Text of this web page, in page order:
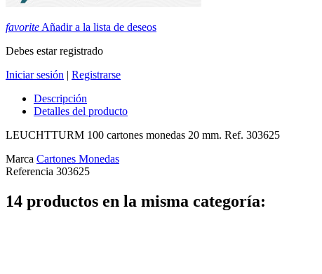
favorite Añadir a la lista de deseos
Debes estar registrado
Iniciar sesión | Registrarse
Descripción
Detalles del producto
LEUCHTTURM 100 cartones monedas 20 mm. Ref. 303625
Marca Cartones Monedas
Referencia 303625
14 productos en la misma categoría: